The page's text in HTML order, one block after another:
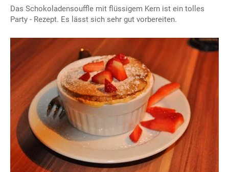
Das Schokoladensouffle mit flüssigem Kern ist ein tolles
Party - Rezept. Es lässt sich sehr gut vorbereiten.